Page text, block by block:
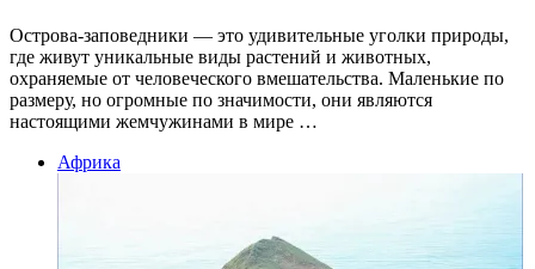
Острова-заповедники — это удивительные уголки природы,
где живут уникальные виды растений и животных,
охраняемые от человеческого вмешательства. Маленькие по
размеру, но огромные по значимости, они являются
настоящими жемчужинами в мире …
Африка